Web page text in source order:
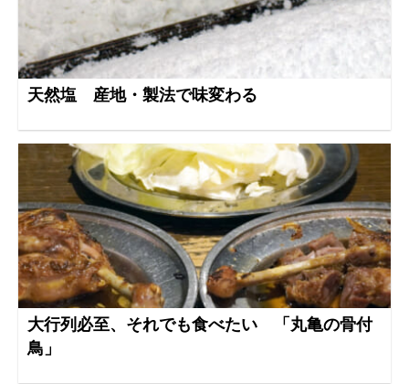
天然塩 産地・製法で味変わる
大行列必至、それでも食べたい 「丸亀の骨付
鳥」